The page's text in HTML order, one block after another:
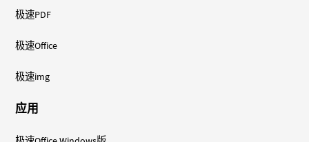
极速PDF
极速Office
极速img
应用